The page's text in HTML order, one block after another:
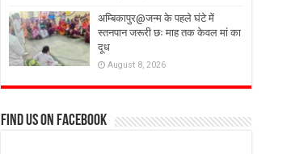
अम्बिकापुर@जन्म के पहले घंटे में
स्तनपान जरूरी छः माह तक केवल मां का
दूध
August 8, 2026
Find us on Facebook